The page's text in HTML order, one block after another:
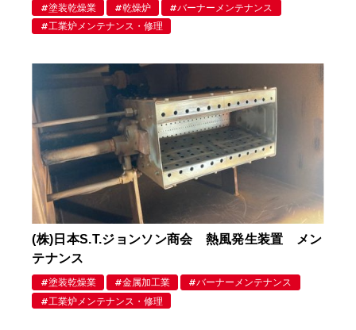
塗装乾燥業 乾燥炉
バーナーメンテナンス
工業炉メンテナンス・修理
(株)日本S.T.ジョンソン商会 熱風発生装置 メン
テナンス
塗装乾燥業 金属加工業
バーナーメンテナンス
工業炉メンテナンス・修理